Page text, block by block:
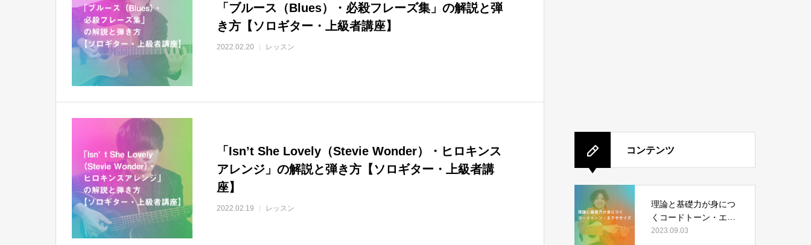
「ブルース（Blues）・必殺フレーズ集」の解説と弾
き方【ソロギター・上級者講座】
2022.02.20 レッスン
「Isn’t She Lovely（Stevie Wonder）・ヒロキンス
アレンジ」の解説と弾き方【ソロギター・上級者講
座】
2022.02.19 レッスン
コンテンツ
理論と基礎力が身につ
くコードトーン・エク
ササイズ
2023.09.03